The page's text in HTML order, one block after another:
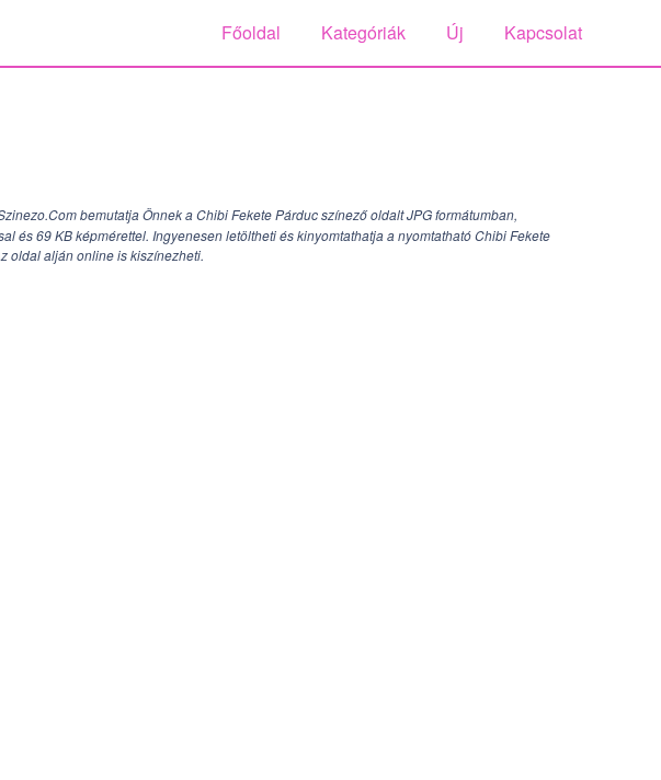
Főoldal Kategóriák Új Kapcsolat
bemutatja Önnek a Chibi Fekete Párduc színező oldalt JPG formátumban,
és 69 KB képmérettel. Ingyenesen letöltheti és kinyomtathatja a nyomtatható Chibi Fekete
oldal alján online is kiszínezheti.